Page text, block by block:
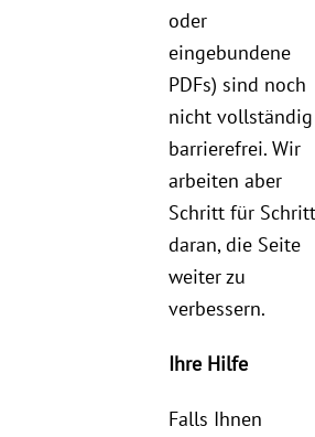
oder
eingebundene
PDFs) sind noch
nicht vollständig
barrierefrei. Wir
arbeiten aber
Schritt für Schritt
daran, die Seite
weiter zu
verbessern.
Ihre Hilfe
Falls Ihnen